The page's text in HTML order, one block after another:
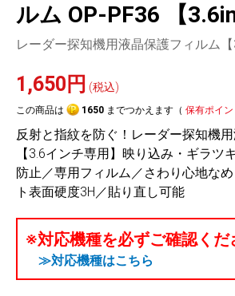
ルム OP-PF36 【
レーダー探知機用液晶保護フィルム【
1,650円 (税込)
この商品は 1650 までつかえます（ 保有ポイ
反射と指紋を防ぐ！レーダー探知機
【3.6インチ専用】映り込み・ギラツ
防止／専用フィルム／さわり心地な
ト表面硬度3H／貼り直し可能
※対応機種を必ずご確認くだ
≫対応機種はこちら